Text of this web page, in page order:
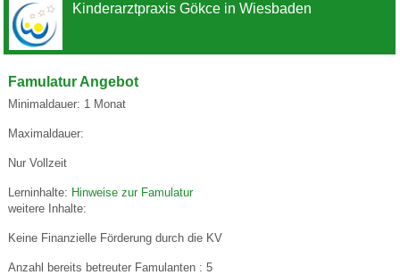
Kinderarztpraxis Gökce in Wiesbaden
Famulatur Angebot
Minimaldauer: 1 Monat
Maximaldauer:
Nur Vollzeit
Lerninhalte: Hinweise zur Famulatur
weitere Inhalte:
Keine Finanzielle Förderung durch die KV
Anzahl bereits betreuter Famulanten : 5